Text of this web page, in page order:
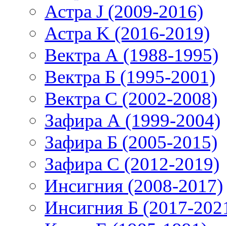
Астра J (2009-2016)
Астра K (2016-2019)
Вектра А (1988-1995)
Вектра Б (1995-2001)
Вектра С (2002-2008)
Зафира А (1999-2004)
Зафира Б (2005-2015)
Зафира С (2012-2019)
Инсигния (2008-2017)
Инсигния Б (2017-